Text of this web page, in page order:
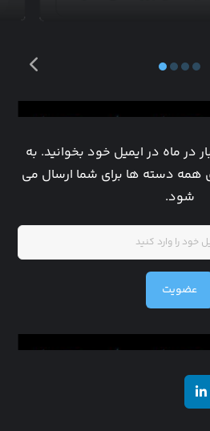
در ماه در ایمیل خود بخوانید. به
همه دسته ها برای شما ارسال می
شود.
عضویت